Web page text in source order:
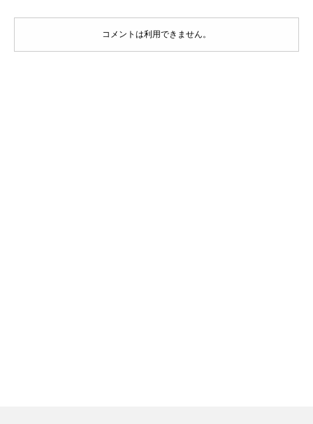
コメントは利用できません。